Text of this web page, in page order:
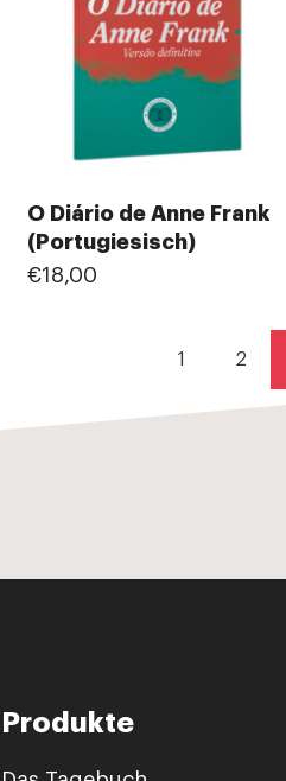
O Diário de Anne Frank
(Portugiesisch)
€18,00
1 2
Produkte